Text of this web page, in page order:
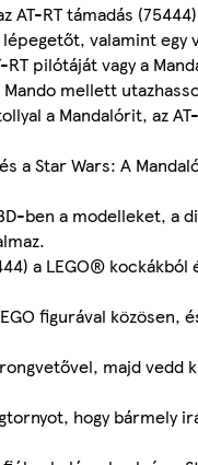
AT-RT támadás
valamint egy
pilótáját vagy a
mellett
a Mandalórit, az
a Star Wars: A
ben a modelleket, a
a LEGO®
figurával közösen,
majd vedd
hogy bármely